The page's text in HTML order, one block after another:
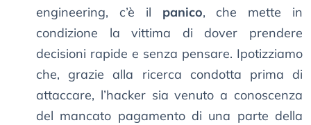
engineering, c’è il panico, che mette in
condizione la vittima di dover prendere
decisioni rapide e senza pensare. Ipotizziamo
che, grazie alla ricerca condotta prima di
attaccare, l’hacker sia venuto a conoscenza
del mancato pagamento di una parte della